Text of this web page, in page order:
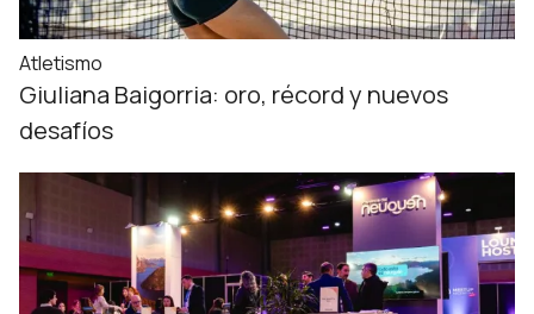
Atletismo
Giuliana Baigorria: oro, récord y nuevos
desafíos